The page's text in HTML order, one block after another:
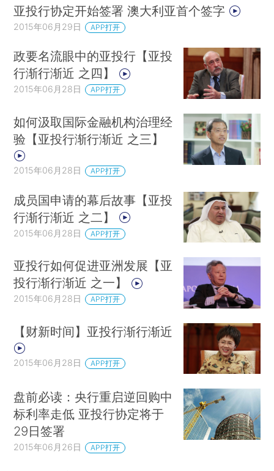
亚投行协定开始签署 澳大利亚首个签字
2015年06月29日 APP打开
政要名流眼中的亚投行【亚投
行渐行渐近 之四】
2015年06月28日 APP打开
如何汲取国际金融机构治理经
验【亚投行渐行渐近 之三】
2015年06月28日 APP打开
成员国申请的幕后故事【亚投
行渐行渐近 之二】
2015年06月28日 APP打开
亚投行如何促进亚洲发展【亚
投行渐行渐近 之一】
2015年06月28日 APP打开
【财新时间】亚投行渐行渐近
2015年06月28日 APP打开
盘前必读：央行重启逆回购中
标利率走低 亚投行协定将于
29日签署
2015年06月26日 APP打开